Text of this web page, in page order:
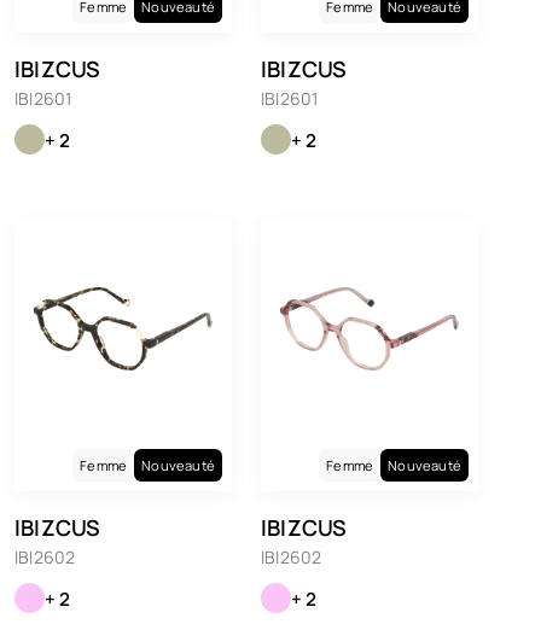
Femme Nouveauté
IBIZCUS
IBI2601
+ 2
Femme Nouveauté
IBIZCUS
IBI2601
+ 2
Femme Nouveauté
IBIZCUS
IBI2602
+ 2
Femme Nouveauté
IBIZCUS
IBI2602
+ 2